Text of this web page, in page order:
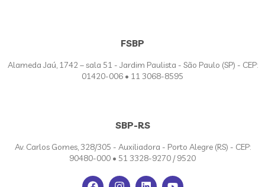
FSBP
Alameda Jaú, 1742 – sala 51 - Jardim Paulista - São Paulo (SP) - CEP:
01420-006 • 11 3068-8595
SBP-RS
Av. Carlos Gomes, 328/305 - Auxiliadora - Porto Alegre (RS) - CEP:
90480-000 • 51 3328-9270 / 9520